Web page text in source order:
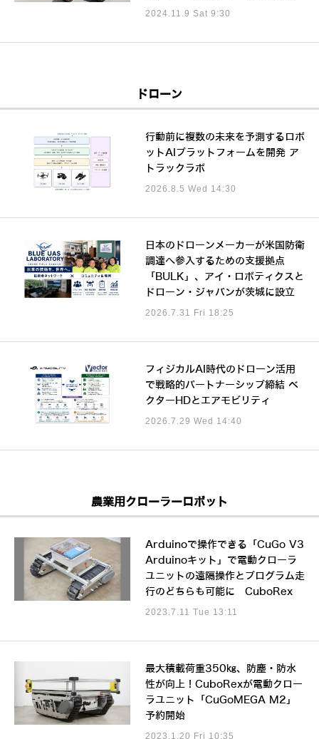
2024.11.9 Sat 9:30
ドローン
行動前に複数の未来を予測するロボ
ットAIプラットフォームを開発 ア
トラックラボ
2026.8.5 Wed 14:30
日本のドローンメーカーが米国防衛
調達へ参入するための支援拠点
「BULK」、アイ・ロボティクスと
ドローン・ジャパンが茨城に設立
2026.7.31 Fri 18:25
フィジカルAI時代のドローン活用
で戦略的パートナーシップ締結 ベ
クターHDとエアモビリティ
2026.7.29 Wed 14:40
農業用クローラーロボット
Arduinoで操作できる「CuGo V3
Arduinoキット」で電動クローラ
ユニットの遠隔操作とプログラム走
行のどちらも可能に CuboRex
2023.7.11 Tue 13:11
最大積載荷重350㎏、防塵・防水
性が向上！CuboRexが電動クロー
ラユニット「CuGoMEGA M2」
予約開始
2023.1.20 Fri 10:35